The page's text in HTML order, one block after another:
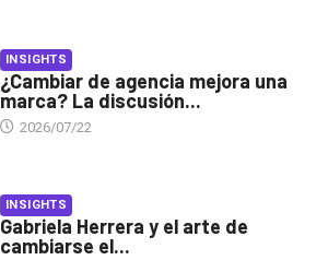
INSIGHTS
¿Cambiar de agencia mejora una
marca? La discusión...
2026/07/22
INSIGHTS
Gabriela Herrera y el arte de
cambiarse el...